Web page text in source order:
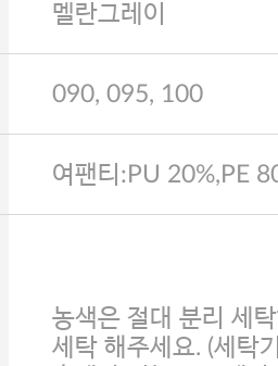
멜란그레이
090, 095, 100
여팬티:PU 20%,PE
농색은 절대 분리 세
세탁 해주세요. (세탁